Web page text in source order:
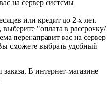
на сервер системы
или кредит до 2-х лет.
"оплата в рассрочку/
перенаправит вас на сервер
сможете выбрать удобный
В интернет-магазине